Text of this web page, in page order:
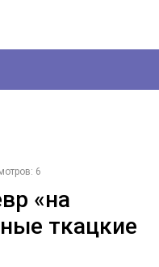
6
«на
ткацкие